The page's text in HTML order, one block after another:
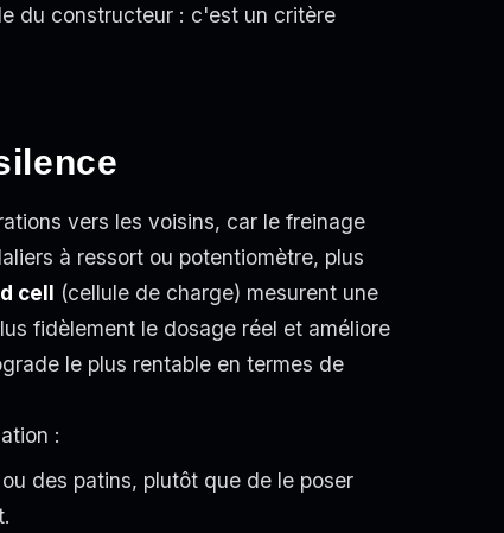
du constructeur : c'est un critère
vers les voisins, car le freinage
à ressort ou potentiomètre, plus
cell (cellule de charge) mesurent une
fidèlement le dosage réel et améliore
le plus rentable en termes de
:
des patins, plutôt que de le poser